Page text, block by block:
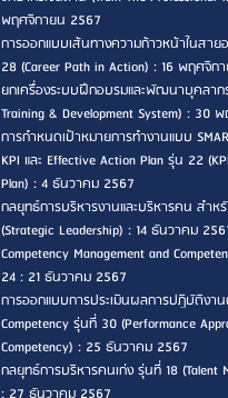
พฤศจิกายน 2567
การออกแบบเส้นทางความก้าวหน้าในสา
28 (Career Path in Action) : 16 พฤศจิก
ยกเครื่องระบบฝึกอบรมและพัฒนาบุคลาก
Training & Development System) : 30
การกำหนดเป้าหมายการทำงานแบบ
KPI และ Effective Action Plan รุ่น 22
Plan) : 4 ธันวาคม 2567
กลยุทธ์การบริหารงานและบริหารคน สำ
(Strategic Leadership) : 14 ธันวาคม
Competency Management and
24 : 21 ธันวาคม 2567
การออกแบบการประเมินผลการปฏิบัติงาน
Competency รุ่นที่ 30 (Performance
Competency) : 25 ธันวาคม 2567
กลยุทธ์การบริหารคนเก่ง รุ่นที่ 18 (Talent